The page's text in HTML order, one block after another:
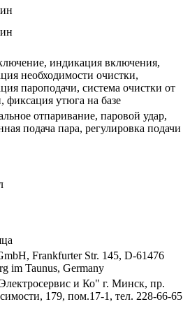
индикация включения,
необходимости очистки,
пароподачи, система очистки от
фиксация утюга на базе
отпаривание, паровой удар,
подача пара, регулировка подачи
Frankfurter Str. 145, D-61476
im Taunus, Germany
и Ко" г. Минск, пр.
179, пом.17-1, тел. 228-66-65